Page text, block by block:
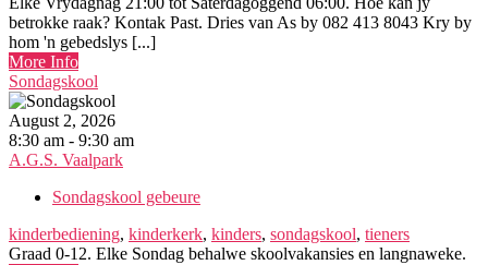
betrokke raak? Kontak Past. Dries van As by 082 413 8043 Kry by
hom 'n gebedslys [...]
More Info
Sondagskool
August 2, 2026
8:30 am - 9:30 am
A.G.S. Vaalpark
Sondagskool gebeure
kinderbediening, kinderkerk, kinders, sondagskool, tieners
Graad 0-12. Elke Sondag behalwe skoolvakansies en langnaweke.